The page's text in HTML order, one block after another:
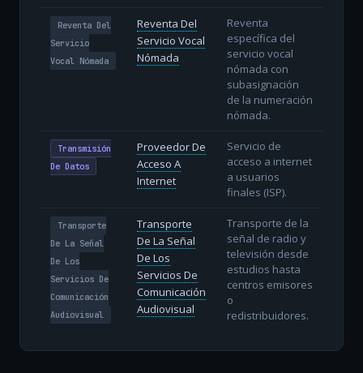
Reventa Del
Servicio
Vocal Nómada
Reventa Del
Servicio Vocal
Nómada
Reventa
específica del
servicio vocal
nómada con
subasignación
de la numeración
nómada.
Transmisión
De Datos
Proveedor De
Acceso A
Internet
Servicio de
acceso a internet
a usuarios
finales (ISP).
Transporte
De La Señal
De Los
Servicios De
Comunicación
Audiovisual
Transporte
De La Señal
De Los
Servicios De
Comunicación
Audiovisual
Transporte de la
señal de radio y
televisión desde
estudios hasta
centros emisores
o
redistribuidores.